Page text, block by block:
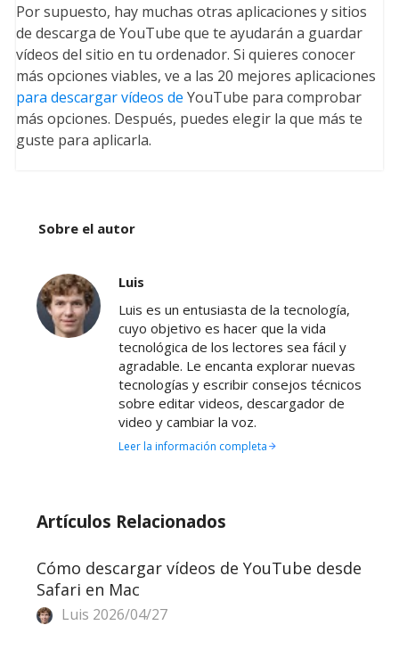
Por supuesto, hay muchas otras aplicaciones y sitios
de descarga de YouTube que te ayudarán a guardar
vídeos del sitio en tu ordenador. Si quieres conocer
más opciones viables, ve a las 20 mejores aplicaciones
para descargar vídeos de YouTube para comprobar
más opciones. Después, puedes elegir la que más te
guste para aplicarla.
Sobre el autor
Luis
Luis es un entusiasta de la tecnología,
cuyo objetivo es hacer que la vida
tecnológica de los lectores sea fácil y
agradable. Le encanta explorar nuevas
tecnologías y escribir consejos técnicos
sobre editar videos, descargador de
video y cambiar la voz.
Leer la información completa
Artículos Relacionados
Cómo descargar vídeos de YouTube desde
Safari en Mac
Luis 2026/04/27